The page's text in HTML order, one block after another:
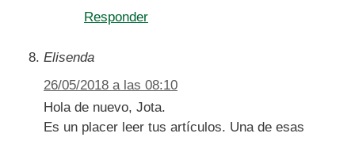
Responder
Elisenda
26/05/2018 a las 08:10
Hola de nuevo, Jota.
Es un placer leer tus artículos. Una de esas